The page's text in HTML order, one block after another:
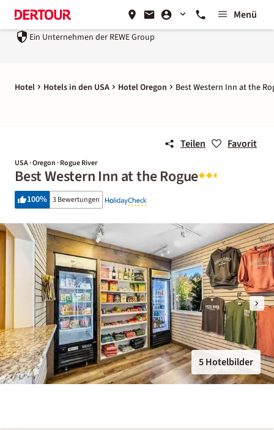
Menü
Ein Unternehmen der REWE Group
Hotel Hotels in den USA Hotel Oregon Best Western Inn at the
Teilen Favorit
USA · Oregon · Rogue River
Best Western Inn at the Rogue
100% 3 Bewertungen
5 Hotelbilder